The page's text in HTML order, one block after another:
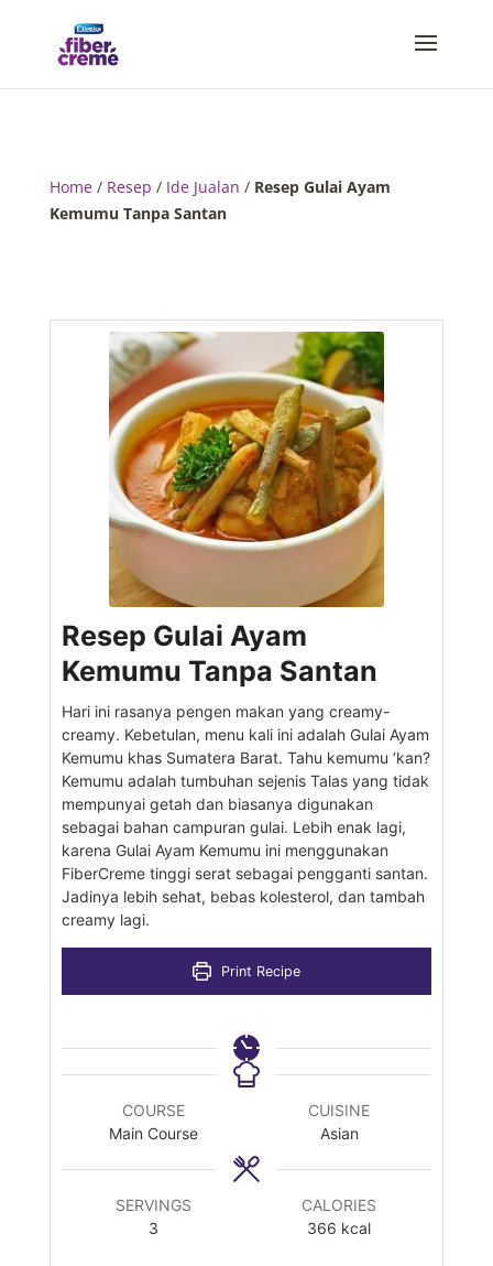
Home/ Resep / Ide Jualan / Resep Gulai Ayam
Kemumu Tanpa Santan
Resep Gulai Ayam
Kemumu Tanpa Santan
Hari ini rasanya pengen makan yang creamy-
creamy. Kebetulan, menu kali ini adalah Gulai Ayam
Kemumu khas Sumatera Barat. Tahu kemumu ‘kan?
Kemumu adalah tumbuhan sejenis Talas yang tidak
mempunyai getah dan biasanya digunakan
sebagai bahan campuran gulai. Lebih enak lagi,
karena Gulai Ayam Kemumu ini menggunakan
FiberCreme tinggi serat sebagai pengganti santan.
Jadinya lebih sehat, bebas kolesterol, dan tambah
creamy lagi.
Print Recipe
COURSE
Main Course
CUISINE
Asian
SERVINGS
3
CALORIES
366 kcal